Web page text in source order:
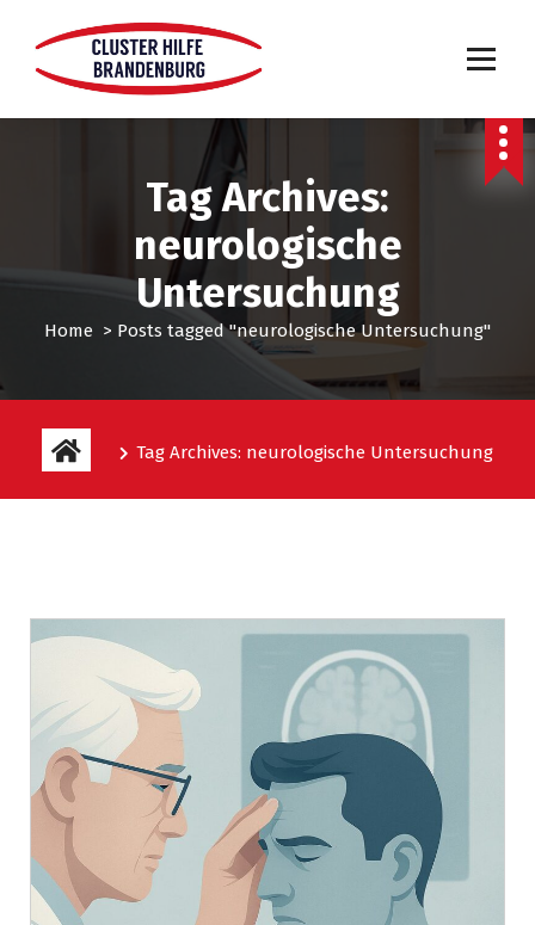
Tag Archives:
neurologische
Untersuchung
Home > Posts tagged "neurologische Untersuchung"
Tag Archives: neurologische Untersuchung